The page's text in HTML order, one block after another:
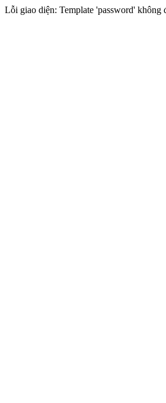
Lỗi giao diện: Template 'password' không